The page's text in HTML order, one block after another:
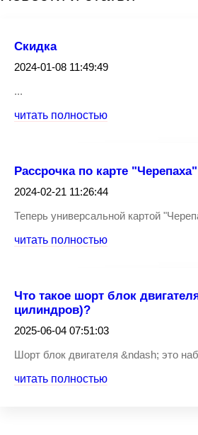
Скидка
2024-01-08 11:49:49
...
читать полностью
Рассрочка по карте "Черепаха"
2024-02-21 11:26:44
Теперь универсальной картой
читать полностью
Что такое шорт блок
цилиндров)?
2025-06-04 07:51:03
Шорт блок двигателя &ndash; это
читать полностью